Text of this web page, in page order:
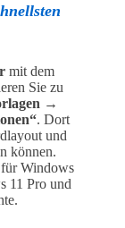
mit dem
Sie zu
→
. Dort
und
können.
Windows
11 Pro und